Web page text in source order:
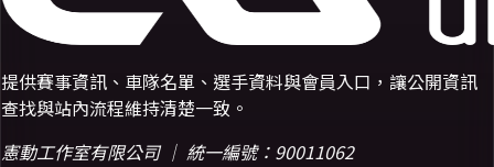
提供賽事資訊、車隊名單、選手資料與會員入口，讓公開資訊
查找與站內流程維持清楚一致。
憲動工作室有限公司 ｜ 統一編號：90011062